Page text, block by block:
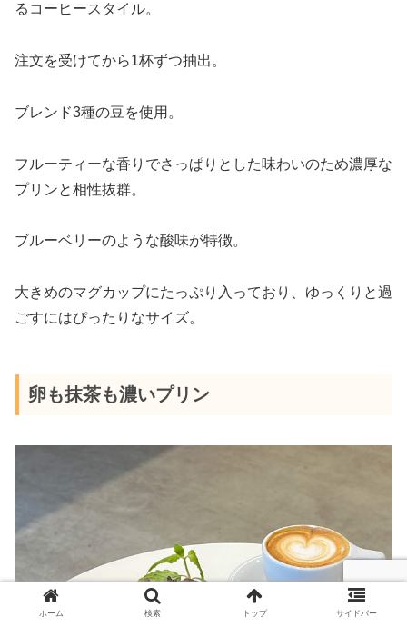
るコーヒースタイル。
注文を受けてから1杯ずつ抽出。
ブレンド3種の豆を使用。
フルーティーな香りでさっぱりとした味わいのため濃厚な
プリンと相性抜群。
ブルーベリーのような酸味が特徴。
大きめのマグカップにたっぷり入っており、ゆっくりと過
ごすにはぴったりなサイズ。
卵も抹茶も濃いプリン
ホーム 検索 トップ サイドバー